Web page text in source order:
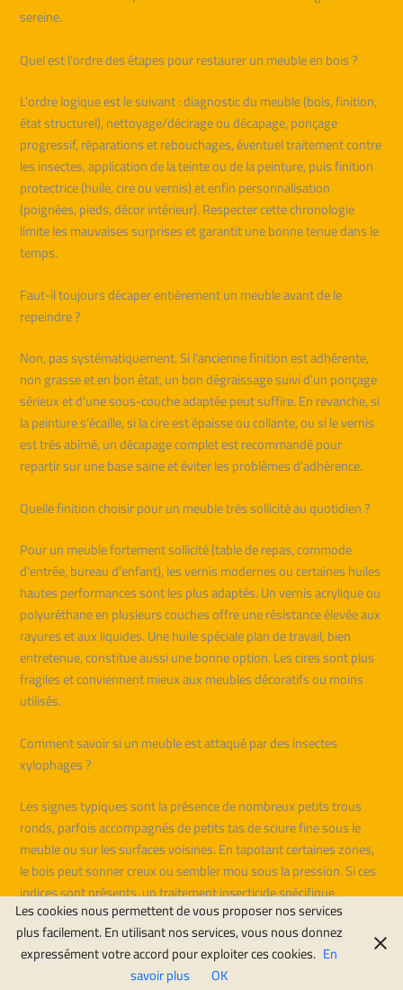
sereine.
Quel est l’ordre des étapes pour restaurer un meuble en bois ?
L’ordre logique est le suivant : diagnostic du meuble (bois, finition,
état structurel), nettoyage/décirage ou décapage, ponçage
progressif, réparations et rebouchages, éventuel traitement contre
les insectes, application de la teinte ou de la peinture, puis finition
protectrice (huile, cire ou vernis) et enfin personnalisation
(poignées, pieds, décor intérieur). Respecter cette chronologie
limite les mauvaises surprises et garantit une bonne tenue dans le
temps.
Faut-il toujours décaper entièrement un meuble avant de le
repeindre ?
Non, pas systématiquement. Si l’ancienne finition est adhérente,
non grasse et en bon état, un bon dégraissage suivi d’un ponçage
sérieux et d’une sous-couche adaptée peut suffire. En revanche, si
la peinture s’écaille, si la cire est épaisse ou collante, ou si le vernis
est très abîmé, un décapage complet est recommandé pour
repartir sur une base saine et éviter les problèmes d’adhérence.
Quelle finition choisir pour un meuble très sollicité au quotidien ?
Pour un meuble fortement sollicité (table de repas, commode
d’entrée, bureau d’enfant), les vernis modernes ou certaines huiles
hautes performances sont les plus adaptés. Un vernis acrylique ou
polyuréthane en plusieurs couches offre une résistance élevée aux
rayures et aux liquides. Une huile spéciale plan de travail, bien
entretenue, constitue aussi une bonne option. Les cires sont plus
fragiles et conviennent mieux aux meubles décoratifs ou moins
utilisés.
Comment savoir si un meuble est attaqué par des insectes
xylophages ?
Les signes typiques sont la présence de nombreux petits trous
ronds, parfois accompagnés de petits tas de sciure fine sous le
meuble ou sur les surfaces voisines. En tapotant certaines zones,
le bois peut sonner creux ou sembler mou sous la pression. Si ces
indices sont présents, un traitement insecticide spécifique,
appliqué en profondeur, est conseillé avant de poursuivre la
restauration, afin d’éviter une dégradation progressive de la
structure.
Les cookies nous permettent de vous proposer nos services
plus facilement. En utilisant nos services, vous nous donnez
expressément votre accord pour exploiter ces cookies. En
savoir plus
OK